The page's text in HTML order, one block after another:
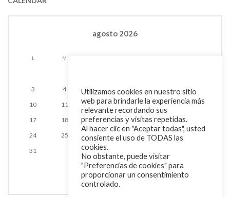
agosto 2026
L M
3
4 5 6 7 8
9
10
11 12 13 14 15
16
17
18 19 20 21 22
24
25 26 27 28 29
31
Utilizamos cookies en nuestro sitio
web para brindarle la experiencia más
relevante recordando sus
preferencias y visitas repetidas.
Al hacer clic en "Aceptar todas", usted
consiente el uso de TODAS las
cookies.
No obstante, puede visitar
"Preferencias de cookies" para
proporcionar un consentimiento
controlado.